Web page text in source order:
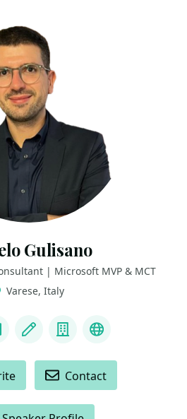
Gulisano
| Microsoft MVP & MCT
Varese, Italy
Blog CompanyBluesky
Contact